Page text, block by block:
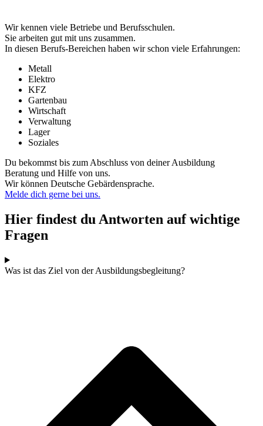
Wir kennen viele Betriebe und Berufsschulen.
Sie arbeiten gut mit uns zusammen.
In diesen Berufs-Bereichen haben wir schon viele Erfahrungen:
Metall
Elektro
KFZ
Gartenbau
Wirtschaft
Verwaltung
Lager
Soziales
Du bekommst bis zum Abschluss von deiner Ausbildung
Beratung und Hilfe von uns.
Wir können Deutsche Gebärdensprache.
Melde dich gerne bei uns.
Hier findest du Antworten auf wichtige
Fragen
Was ist das Ziel von der Ausbildungsbegleitung?